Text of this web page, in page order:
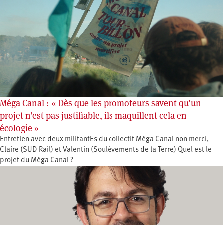
Méga Canal : « Dès que les promoteurs savent qu’un
projet n’est pas justifiable, ils maquillent cela en
écologie »
Entretien avec deux militantEs du collectif Méga Canal non merci,
Claire (SUD Rail) et Valentin (Soulèvements de la Terre) Quel est le
projet du Méga Canal ?